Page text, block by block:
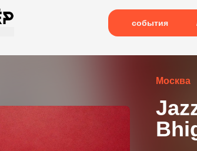
события
Москва